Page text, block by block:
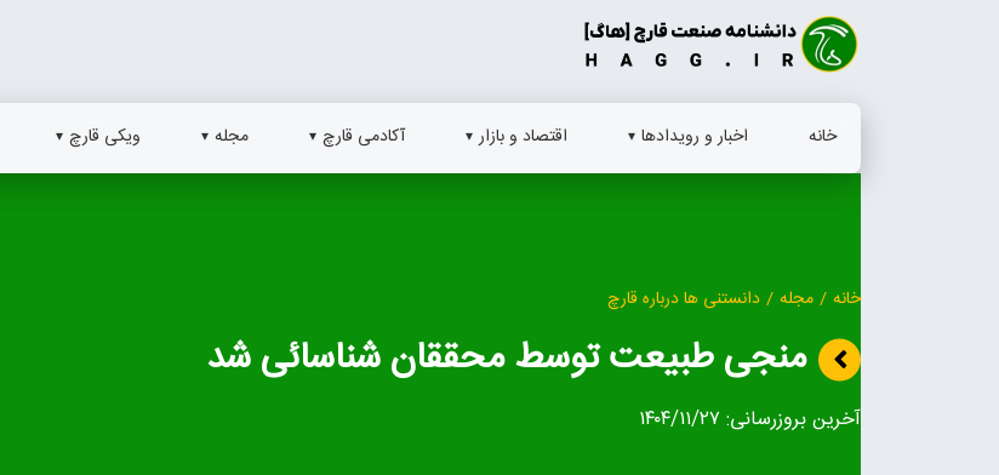
خانه اخبار و رویدادها اقتصاد و بازار آکادمی قارچ مجله ویکی قارچ
خانه / مجله / دانستنی ها درباره قارچ
منجی طبیعت توسط محققان شناسائی شد
آخرین بروزرسانی: ۱۴۰۴/۱۱/۲۷